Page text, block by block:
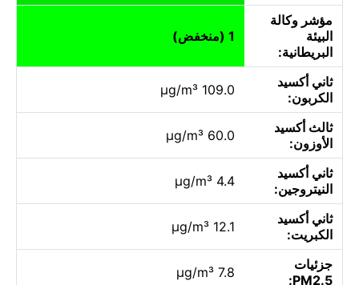
مؤشر وكالة
البيئة
البريطانية:
1 (منخفض)
ثاني أكسيد
الكربون:
109.0 µg/m³
ثالث أكسيد
الأوزون:
60.0 µg/m³
ثاني أكسيد
النيتروجين:
4.4 µg/m³
ثاني أكسيد
الكبريت:
12.1 µg/m³
جزئيات
PM2.5:
7.8 µg/m³